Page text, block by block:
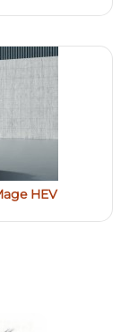
HEV